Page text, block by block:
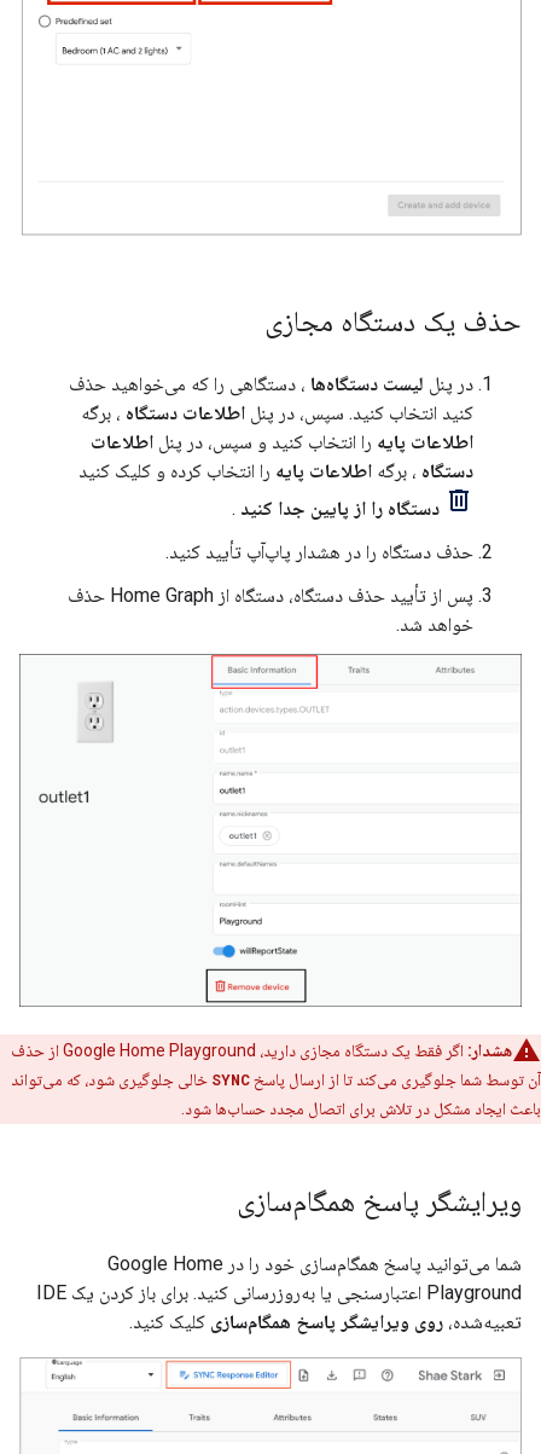
حذف یک دستگاه مجازی
در پنل لیست دستگاه‌ها ، دستگاهی را که می‌خواهید حذف
کنید انتخاب کنید. سپس، در پنل اطلاعات دستگاه ، برگه
اطلاعات پایه را انتخاب کنید و سپس، در پنل اطلاعات
دستگاه ، برگه اطلاعات پایه را انتخاب کرده و کلیک کنید
دستگاه را از پایین جدا کنید .
حذف دستگاه را در هشدار پاپ‌آپ تأیید کنید.
پس از تأیید حذف دستگاه، دستگاه از Home Graph حذف
خواهد شد.
هشدار: اگر فقط یک دستگاه مجازی دارید، Google Home Playground از حذف
آن توسط شما جلوگیری می‌کند تا از ارسال پاسخSYNC خالی جلوگیری شود، که می‌تواند
باعث ایجاد مشکل در تلاش برای اتصال مجدد حساب‌ها شود.
ویرایشگر پاسخ همگام‌سازی
شما می‌توانید پاسخ همگام‌سازی خود را در Google Home
Playground
اعتبارسنجی یا به‌روزرسانی کنید. برای باز کردن یک IDE
تعبیه‌شده، روی ویرایشگر پاسخ همگام‌سازی کلیک کنید.